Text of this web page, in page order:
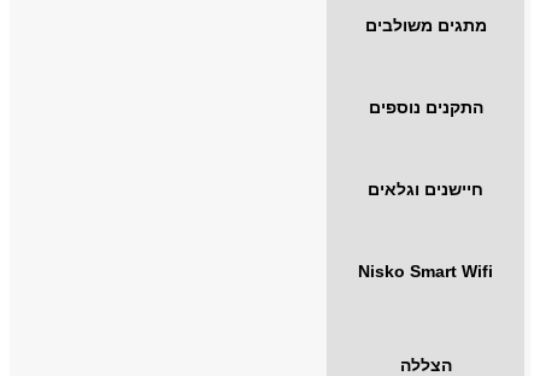
מתגים משולבים
התקנים נוספים
חיישנים וגלאים
Nisko Smart Wifi
הצללה